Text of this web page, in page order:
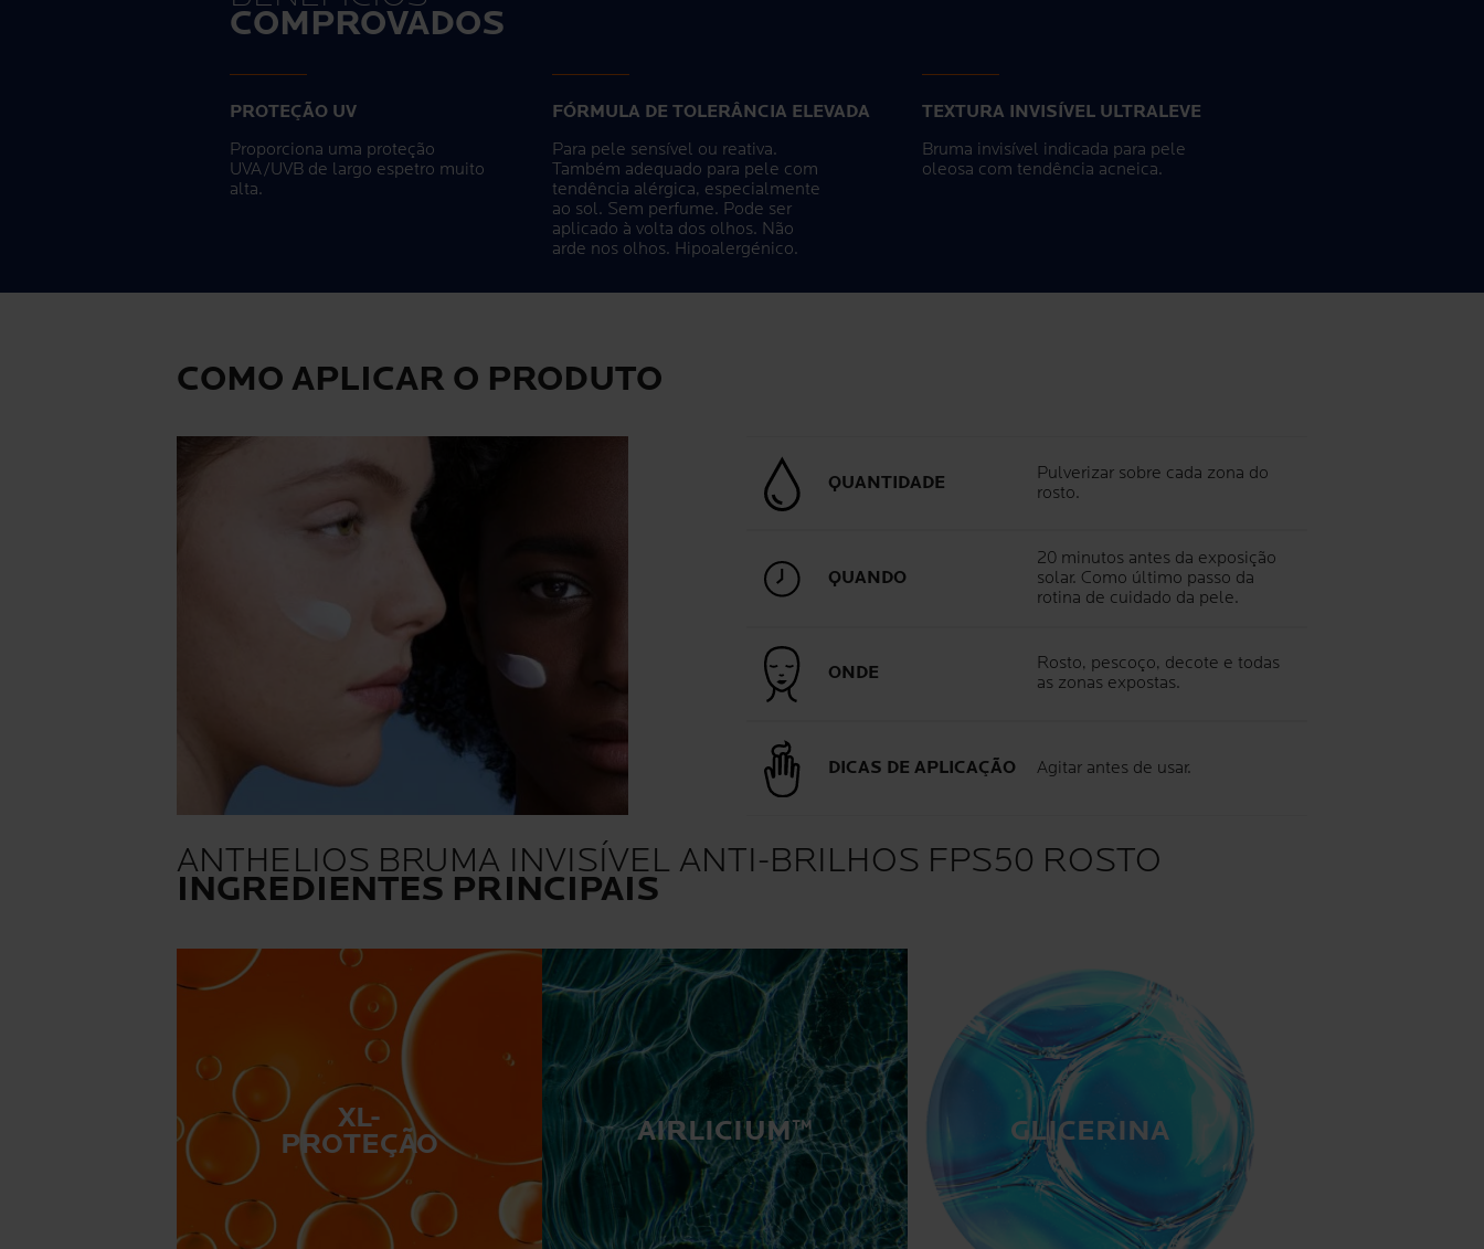
COMPROVADOS
PROTEÇÃO UV
Proporciona uma proteção
UVA/UVB de largo espetro muito
alta.
FÓRMULA DE TOLERÂNCIA ELEVADA
Para pele sensível ou reativa.
Também adequado para pele com
tendência alérgica, especialmente
ao sol. Sem perfume. Pode ser
aplicado à volta dos olhos. Não
arde nos olhos. Hipoalergénico.
TEXTURA INVISÍVEL ULTRALEVE
Bruma invisível indicada para pele
oleosa com tendência acneica.
COMO APLICAR O PRODUTO
QUANTIDADE
Pulverizar sobre cada zona do
rosto.
QUANDO
20 minutos antes da exposição
solar. Como último passo da
rotina de cuidado da pele.
ONDE
Rosto, pescoço, decote e todas
as zonas expostas.
DICAS DE APLICAÇÃO Agitar antes de usar.
ANTHELIOS BRUMA INVISÍVEL ANTI-BRILHOS FPS50 ROSTO
INGREDIENTES PRINCIPAIS
XL-
PROTEÇÃO AIRLICIUM™ GLICERINA